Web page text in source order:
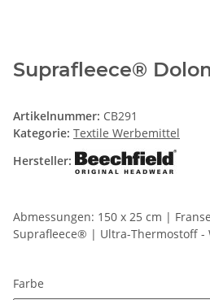
Suprafleece®
Artikelnummer: CB291
Kategorie: Textile Werbemittel
Hersteller:
Abmessungen: 150 x 25 cm |
Suprafleece® | Ultra-Thermostoff -
Farbe